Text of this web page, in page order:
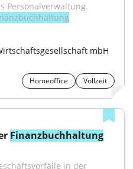
Personalverwaltung.
mbH
Homeoffice Vollzeit
Finanzbuchhaltung